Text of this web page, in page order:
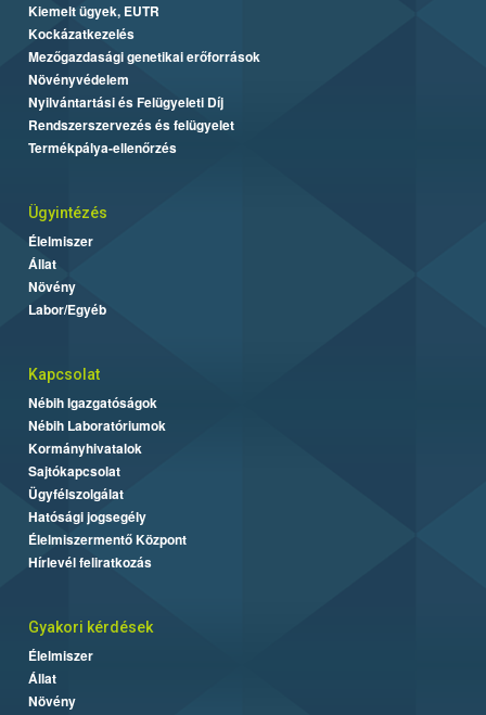
Kiemelt ügyek, EUTR
Kockázatkezelés
Mezőgazdasági genetikai erőforrások
Növényvédelem
Nyilvántartási és Felügyeleti Díj
Rendszerszervezés és felügyelet
Termékpálya-ellenőrzés
Ügyintézés
Élelmiszer
Állat
Növény
Labor/Egyéb
Kapcsolat
Nébih Igazgatóságok
Nébih Laboratóriumok
Kormányhivatalok
Sajtókapcsolat
Ügyfélszolgálat
Hatósági jogsegély
Élelmiszermentő Központ
Hírlevél feliratkozás
Gyakori kérdések
Élelmiszer
Állat
Növény